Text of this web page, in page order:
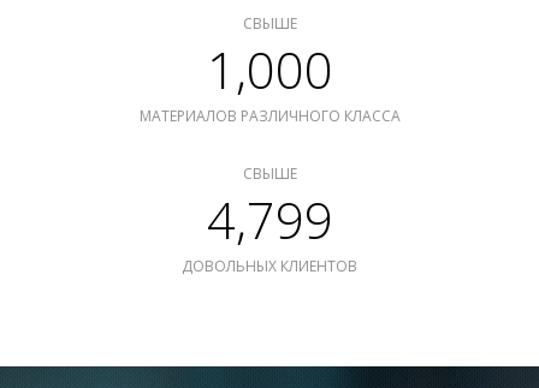
СВЫШЕ
1,000
МАТЕРИАЛОВ РАЗЛИЧНОГО КЛАССА
СВЫШЕ
4,799
ДОВОЛЬНЫХ КЛИЕНТОВ